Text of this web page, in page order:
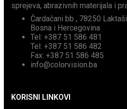
sprejeva, abrazivnih materijala i
Čardačani bb , 78250 Laktaši
Bosna i Hercegovina
Tel: +387 51 586 481
Tel: +387 51 586 482
Fax: +387 51 586 485
info@colorvision.ba
KORISNI LINKOVI